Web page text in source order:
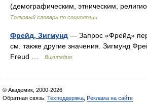
(демографическим, этническим,
Толковый словарь по социологии
Фрейд, Зигмунд — Запрос «Фрейд»
см. также другие значения. Зигмунд
Freud …
Википедия
© Академик, 2000-2026
Обратная связь: Техподдержка Реклама на сайте